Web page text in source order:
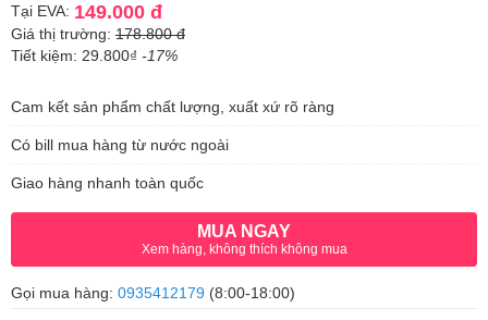
Tại EVA: 149.000 đ
Giá thị trường: 178.800 đ
Tiết kiệm: 29.800₫ -17%
Cam kết sản phẩm chất lượng, xuất xứ rõ ràng
Có bill mua hàng từ nước ngoài
Giao hàng nhanh toàn quốc
MUA NGAY
Xem hàng, không thích không mua
Gọi mua hàng: 0935412179 (8:00-18:00)